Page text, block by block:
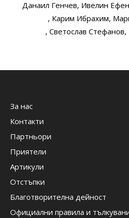
Данаил Генчев, Ивелин
, Карим Ибрахим,
, Светослав Стефанов,
За нас
Контакти
Партньори
Приятели
Артикули
Отстъпки
Благотворителна дейност
Официални правила и